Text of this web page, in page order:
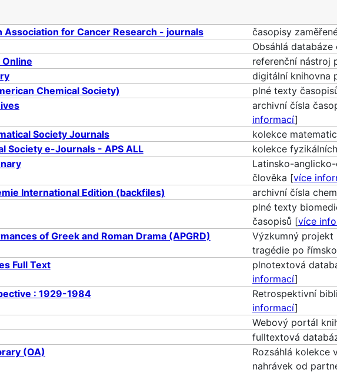
Association for Cancer Research - journals časopisy
Obsáhlá
referenční nástroj
digitální knihovna
Chemical Society)
plné texty
archivní čísla
informací]
Society Journals
kolekce
Society e-Journals - APS ALL
kolekce
Latinsko-
člověka [více
International Edition (backfiles)
archivní čísla
plné texty
časopisů [více
of Greek and Roman Drama (APGRD)
Výzkumný
tragédie po
Full Text
plnotextová
informací]
: 1929-1984
Retrospektivní
informací]
Webový portál
fulltextová
(OA)
Rozsáhlá kolekce
nahrávek od